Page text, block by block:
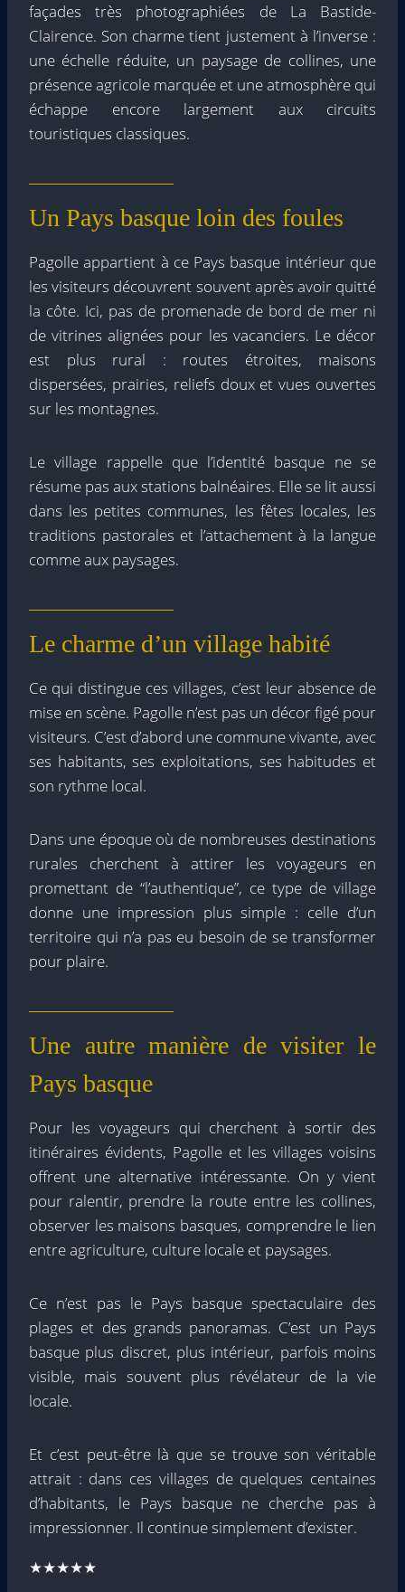
façades très photographiées de La Bastide-
Clairence. Son charme tient justement à l’inverse :
une échelle réduite, un paysage de collines, une
présence agricole marquée et une atmosphère qui
échappe encore largement aux circuits
touristiques classiques.
Un Pays basque loin des foules
Pagolle appartient à ce Pays basque intérieur que
les visiteurs découvrent souvent après avoir quitté
la côte. Ici, pas de promenade de bord de mer ni
de vitrines alignées pour les vacanciers. Le décor
est plus rural : routes étroites, maisons
dispersées, prairies, reliefs doux et vues ouvertes
sur les montagnes.
Le village rappelle que l’identité basque ne se
résume pas aux stations balnéaires. Elle se lit aussi
dans les petites communes, les fêtes locales, les
traditions pastorales et l’attachement à la langue
comme aux paysages.
Le charme d’un village habité
Ce qui distingue ces villages, c’est leur absence de
mise en scène. Pagolle n’est pas un décor figé pour
visiteurs. C’est d’abord une commune vivante, avec
ses habitants, ses exploitations, ses habitudes et
son rythme local.
Dans une époque où de nombreuses destinations
rurales cherchent à attirer les voyageurs en
promettant de “l’authentique”, ce type de village
donne une impression plus simple : celle d’un
territoire qui n’a pas eu besoin de se transformer
pour plaire.
Une autre manière de visiter le
Pays basque
Pour les voyageurs qui cherchent à sortir des
itinéraires évidents, Pagolle et les villages voisins
offrent une alternative intéressante. On y vient
pour ralentir, prendre la route entre les collines,
observer les maisons basques, comprendre le lien
entre agriculture, culture locale et paysages.
Ce n’est pas le Pays basque spectaculaire des
plages et des grands panoramas. C’est un Pays
basque plus discret, plus intérieur, parfois moins
visible, mais souvent plus révélateur de la vie
locale.
Et c’est peut-être là que se trouve son véritable
attrait : dans ces villages de quelques centaines
d’habitants, le Pays basque ne cherche pas à
impressionner. Il continue simplement d’exister.
★★★★★